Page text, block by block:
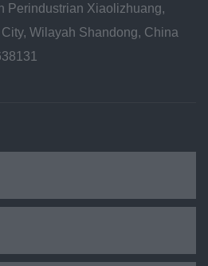
Perindustrian Xiaolizhuang,
Wilayah Shandong, China